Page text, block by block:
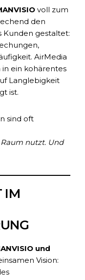
voll zum
den
Kunden gestaltet:
AirMedia
in ein kohärentes
Langlebigkeit
ist.
sind oft
nutzt. Und
IM
und
Vision: